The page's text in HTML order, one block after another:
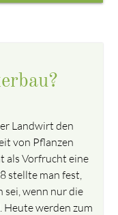
Landwirt den
von Pflanzen
als Vorfrucht eine
stellte man fest,
sei, wenn nur die
werden zum